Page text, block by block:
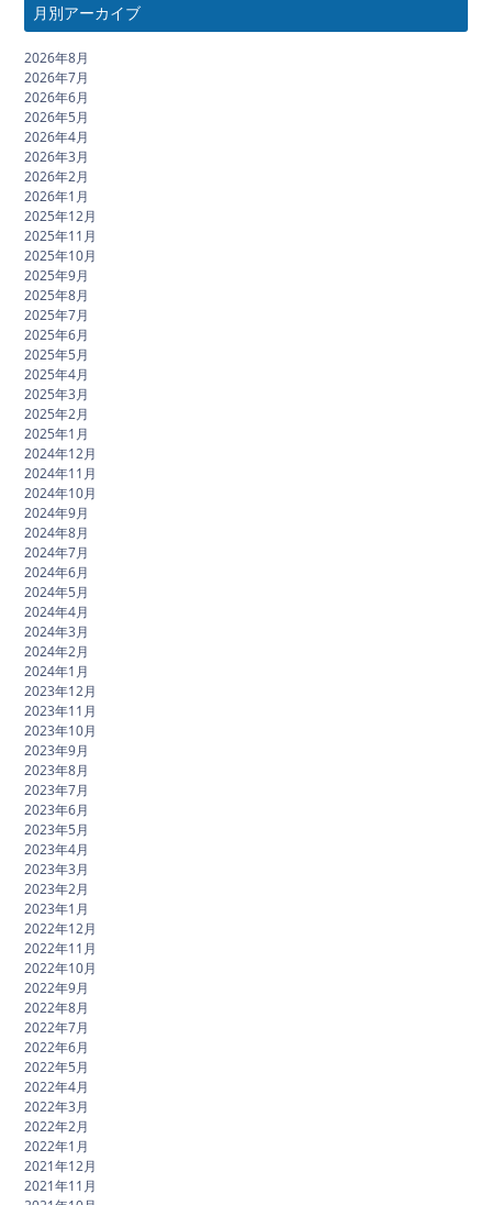
月別アーカイブ
2026年8月
2026年7月
2026年6月
2026年5月
2026年4月
2026年3月
2026年2月
2026年1月
2025年12月
2025年11月
2025年10月
2025年9月
2025年8月
2025年7月
2025年6月
2025年5月
2025年4月
2025年3月
2025年2月
2025年1月
2024年12月
2024年11月
2024年10月
2024年9月
2024年8月
2024年7月
2024年6月
2024年5月
2024年4月
2024年3月
2024年2月
2024年1月
2023年12月
2023年11月
2023年10月
2023年9月
2023年8月
2023年7月
2023年6月
2023年5月
2023年4月
2023年3月
2023年2月
2023年1月
2022年12月
2022年11月
2022年10月
2022年9月
2022年8月
2022年7月
2022年6月
2022年5月
2022年4月
2022年3月
2022年2月
2022年1月
2021年12月
2021年11月